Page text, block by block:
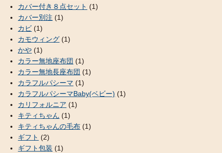
カバー付き８点セット (1)
カバー別注 (1)
カビ (1)
カモウィング (1)
かや (1)
カラー無地座布団 (1)
カラー無地長座布団 (1)
カラフルパシーマ (1)
カラフルパシーマBaby(ベビー) (1)
カリフォルニア (1)
キティちゃん (1)
キティちゃんの毛布 (1)
ギフト (2)
ギフト包装 (1)